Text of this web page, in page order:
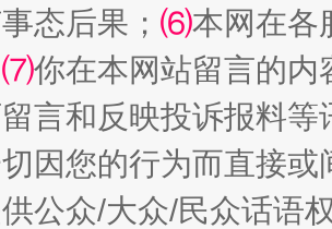
态后果； ⑹本网在各
⑺你在本网站留言的内
言和反映投诉报料
因您的行为而直接
公众/大众/民众话语